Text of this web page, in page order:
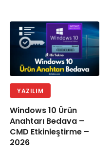
YAZILIM
Windows 10 Ürün
Anahtarı Bedava –
CMD Etkinleştirme –
2026